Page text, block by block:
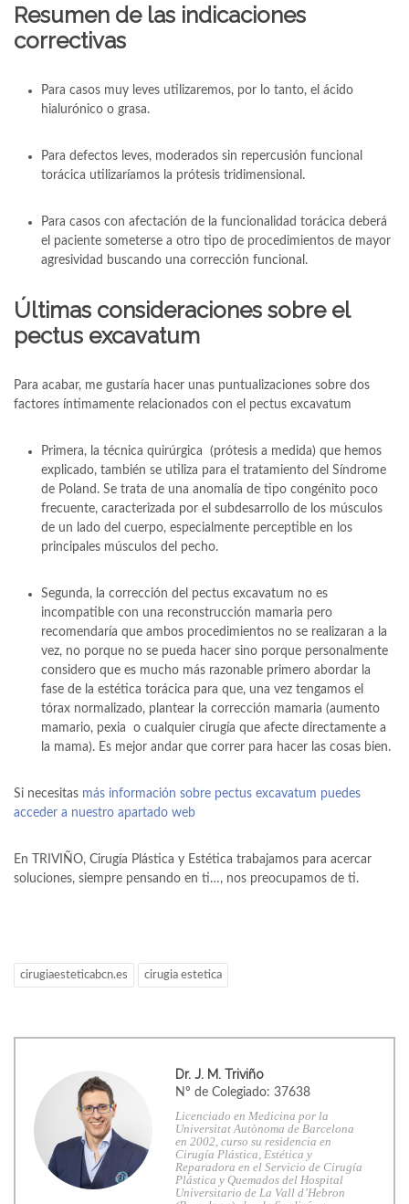
Resumen de las indicaciones
correctivas
Para casos muy leves utilizaremos, por lo tanto, el ácido
hialurónico o grasa.
Para defectos leves, moderados sin repercusión funcional
torácica utilizaríamos la prótesis tridimensional.
Para casos con afectación de la funcionalidad torácica deberá
el paciente someterse a otro tipo de procedimientos de mayor
agresividad buscando una corrección funcional.
Últimas consideraciones sobre el
pectus excavatum
Para acabar, me gustaría hacer unas puntualizaciones sobre dos
factores íntimamente relacionados con el pectus excavatum
Primera, la técnica quirúrgica (prótesis a medida) que hemos
explicado, también se utiliza para el tratamiento del Síndrome
de Poland. Se trata de una anomalía de tipo congénito poco
frecuente, caracterizada por el subdesarrollo de los músculos
de un lado del cuerpo, especialmente perceptible en los
principales músculos del pecho.
Segunda, la corrección del pectus excavatum no es
incompatible con una reconstrucción mamaria pero
recomendaría que ambos procedimientos no se realizaran a la
vez, no porque no se pueda hacer sino porque personalmente
considero que es mucho más razonable primero abordar la
fase de la estética torácica para que, una vez tengamos el
tórax normalizado, plantear la corrección mamaria (aumento
mamario, pexia o cualquier cirugía que afecte directamente a
la mama). Es mejor andar que correr para hacer las cosas bien.
Si necesitas más información sobre pectus excavatum puedes
acceder a nuestro apartado web
En TRIVIÑO, Cirugía Plástica y Estética trabajamos para acercar
soluciones, siempre pensando en ti…, nos preocupamos de ti.
cirugiaesteticabcn.es cirugia estetica
Dr. J. M. Triviño
Nº de Colegiado: 37638
Licenciado en Medicina por la
Universitat Autònoma de Barcelona
en 2002, curso su residencia en
Cirugía Plástica, Estética y
Reparadora en el Servicio de Cirugía
Plástica y Quemados del Hospital
Universitario de La Vall d’Hebron